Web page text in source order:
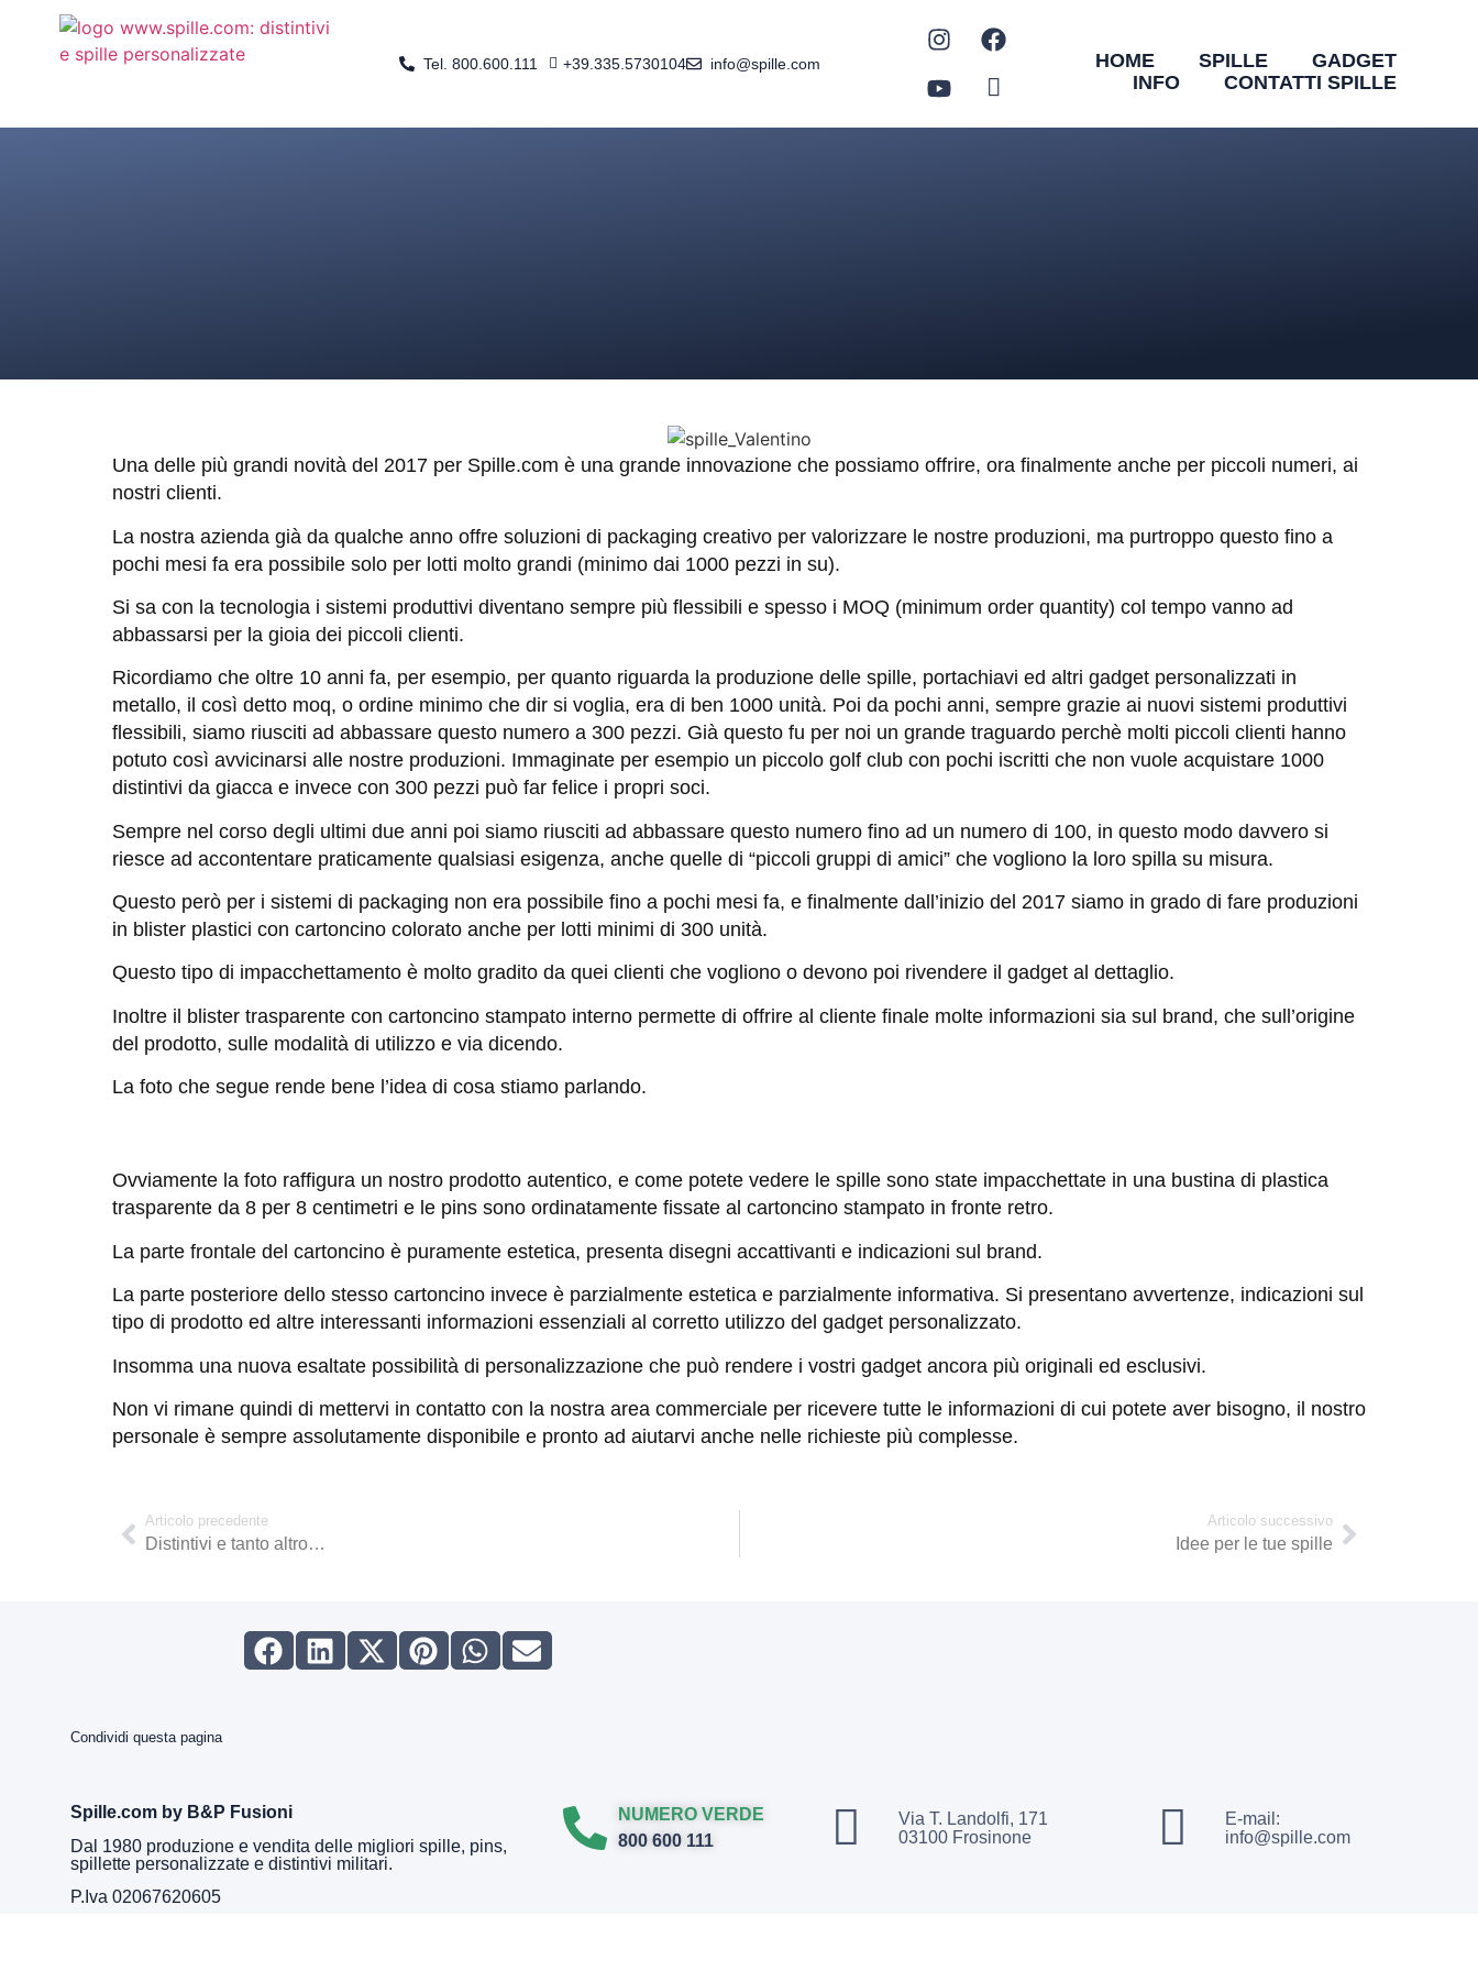
Tel. 800.600.111 +39.335.5730104 info@spille.com HOME SPILLE
GADGET
INFO
CONTATTI SPILLE
Una delle più grandi novità del 2017 per Spille.com è una grande innovazione che possiamo offrire, ora finalmente anche per piccoli numeri, ai
nostri clienti.
La nostra azienda già da qualche anno offre soluzioni di packaging creativo per valorizzare le nostre produzioni, ma purtroppo questo fino a
pochi mesi fa era possibile solo per lotti molto grandi (minimo dai 1000 pezzi in su).
Si sa con la tecnologia i sistemi produttivi diventano sempre più flessibili e spesso i MOQ (minimum order quantity) col tempo vanno ad
abbassarsi per la gioia dei piccoli clienti.
Ricordiamo che oltre 10 anni fa, per esempio, per quanto riguarda la produzione delle spille, portachiavi ed altri gadget personalizzati in
metallo, il così detto moq, o ordine minimo che dir si voglia, era di ben 1000 unità. Poi da pochi anni, sempre grazie ai nuovi sistemi produttivi
flessibili, siamo riusciti ad abbassare questo numero a 300 pezzi. Già questo fu per noi un grande traguardo perchè molti piccoli clienti hanno
potuto così avvicinarsi alle nostre produzioni. Immaginate per esempio un piccolo golf club con pochi iscritti che non vuole acquistare 1000
distintivi da giacca e invece con 300 pezzi può far felice i propri soci.
Sempre nel corso degli ultimi due anni poi siamo riusciti ad abbassare questo numero fino ad un numero di 100, in questo modo davvero si
riesce ad accontentare praticamente qualsiasi esigenza, anche quelle di “piccoli gruppi di amici” che vogliono la loro spilla su misura.
Questo però per i sistemi di packaging non era possibile fino a pochi mesi fa, e finalmente dall’inizio del 2017 siamo in grado di fare produzioni
in blister plastici con cartoncino colorato anche per lotti minimi di 300 unità.
Questo tipo di impacchettamento è molto gradito da quei clienti che vogliono o devono poi rivendere il gadget al dettaglio.
Inoltre il blister trasparente con cartoncino stampato interno permette di offrire al cliente finale molte informazioni sia sul brand, che sull’origine
del prodotto, sulle modalità di utilizzo e via dicendo.
La foto che segue rende bene l’idea di cosa stiamo parlando.
Ovviamente la foto raffigura un nostro prodotto autentico, e come potete vedere le spille sono state impacchettate in una bustina di plastica
trasparente da 8 per 8 centimetri e le pins sono ordinatamente fissate al cartoncino stampato in fronte retro.
La parte frontale del cartoncino è puramente estetica, presenta disegni accattivanti e indicazioni sul brand.
La parte posteriore dello stesso cartoncino invece è parzialmente estetica e parzialmente informativa. Si presentano avvertenze, indicazioni sul
tipo di prodotto ed altre interessanti informazioni essenziali al corretto utilizzo del gadget personalizzato.
Insomma una nuova esaltate possibilità di personalizzazione che può rendere i vostri gadget ancora più originali ed esclusivi.
Non vi rimane quindi di mettervi in contatto con la nostra area commerciale per ricevere tutte le informazioni di cui potete aver bisogno, il nostro
personale è sempre assolutamente disponibile e pronto ad aiutarvi anche nelle richieste più complesse.
Articolo precedente
Distintivi e tanto altro…
Articolo successivo
Idee per le tue spille
Condividi questa pagina
Spille.com by B&P Fusioni
Dal 1980 produzione e vendita delle migliori spille, pins,
spillette personalizzate e distintivi militari.
P.Iva 02067620605
NUMERO VERDE
800 600 111
Via T. Landolfi, 171
03100 Frosinone
E-mail:
info@spille.com